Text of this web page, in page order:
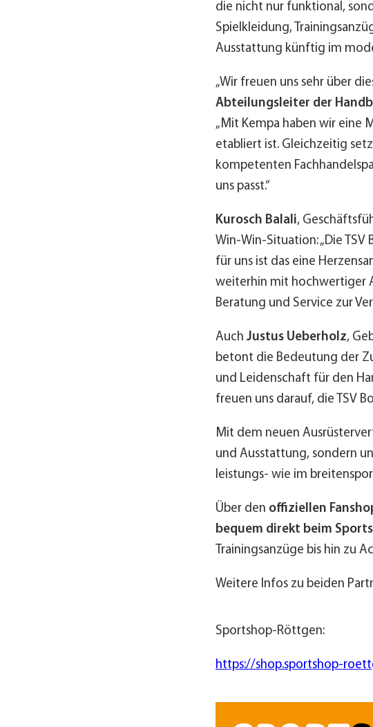
die nicht nur funktional,
Spielkleidung,
Ausstattung künftig im
„Wir freuen uns sehr über
Abteilungsleiter der
„Mit Kempa haben wir eine
etabliert ist. Gleichzeitig
kompetenten
uns passt.“
Kurosch Balali,
Win-Win-Situation: „Die
für uns ist das eine
weiterhin mit hochwertiger
Beratung und Service zur
Auch Justus Ueberholz,
betont die Bedeutung der
und Leidenschaft für den
freuen uns darauf, die TSV
Mit dem neuen
und Ausstattung, sondern
leistungs- wie im
Über den offiziellen
bequem direkt beim
Trainingsanzüge bis hin zu
Weitere Infos zu beiden
Sportshop-Röttgen:
https://shop.sportshop-